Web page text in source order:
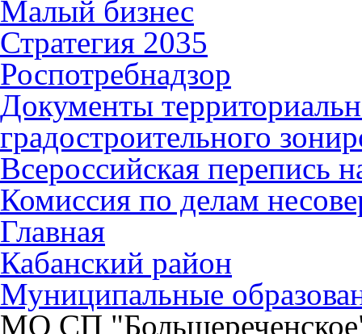
Малый бизнес
Стратегия 2035
Роспотребнадзор
Документы
градостроительного
Всероссийская перепись
Комиссия по делам
Главная
Кабанский район
Муниципальные
МО СП